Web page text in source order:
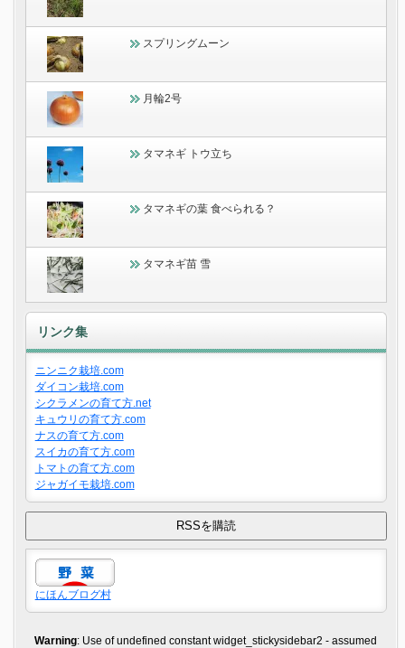
スプリングムーン
月輪2号
タマネギ トウ立ち
タマネギの葉 食べられる？
タマネギ苗 雪
リンク集
ニンニク栽培.com
ダイコン栽培.com
シクラメンの育て方.net
キュウリの育て方.com
ナスの育て方.com
スイカの育て方.com
トマトの育て方.com
ジャガイモ栽培.com
にほんブログ村
Warning: Use of undefined constant widget_stickysidebar2 - assumed